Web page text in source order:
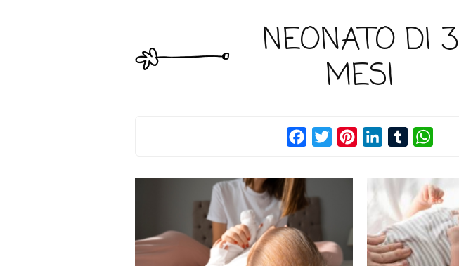
NEONATO DI 3
MESI
FacebookTwitterPinterestLinkedInTumblr